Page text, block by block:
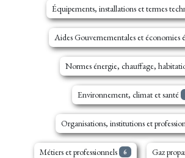
Équipements, installations et termes
Aides Gouvernementales et économies
Normes énergie, chauffage,
Environnement, climat et santé
Organisations, institutions et
Métiers et professionnels 6 Gaz